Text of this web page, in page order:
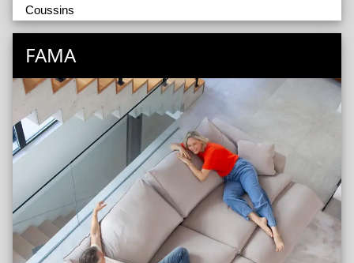
Coussins
Poufs
FAMA